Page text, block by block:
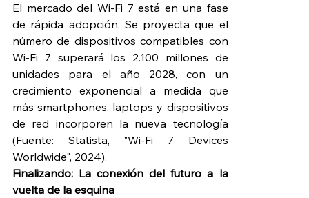
El mercado del Wi-Fi 7 está en una fase
de rápida adopción. Se proyecta que el
número de dispositivos compatibles con
Wi-Fi 7 superará los 2.100 millones de
unidades para el año 2028, con un
crecimiento exponencial a medida que
más smartphones, laptops y dispositivos
de red incorporen la nueva tecnología
(Fuente: Statista, "Wi-Fi 7 Devices
Worldwide", 2024).
Finalizando: La conexión del futuro a la
vuelta de la esquina